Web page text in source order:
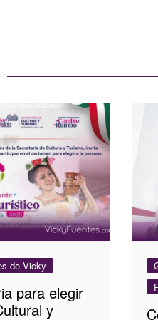
de Vicky
para elegir
y